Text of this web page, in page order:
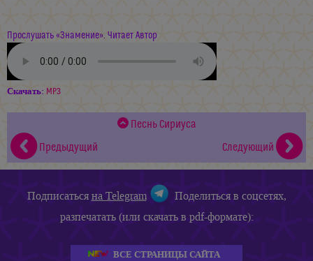
Прослушать «Знамение». Читает Автор
Скачать: MP3
Песнь Сириуса
Предыдущий
Следующий
Подписатьсяна Telegram
Поделиться в соцсетях,
разпечатать (или скачать в pdf-формате):
ВСЕ СТРАНИЦЫ САЙТА